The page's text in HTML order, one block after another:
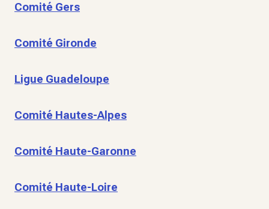
Comité Gers
Comité Gironde
Ligue Guadeloupe
Comité Hautes-Alpes
Comité Haute-Garonne
Comité Haute-Loire